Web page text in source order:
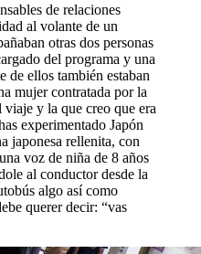
de relaciones
al volante de un
otras dos personas
del programa y una
de ellos también estaban
mujer contratada por la
y la que creo que era
experimentado Japón
japonesa rellenita, con
voz de niña de 8 años
al conductor desde la
algo así como
querer decir: “vas